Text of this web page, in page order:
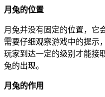
月兔的位置
月兔并没有固定的位置，它
需要仔细观察游戏中的提示
玩家到达一定的级别才能接
兔的出现。
月兔的作用